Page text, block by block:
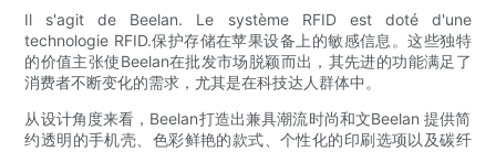
Il s'agit de Beelan. Le système RFID est doté d'une
technologie RFID.保护存储在苹果设备上的敏感信息。这些独特
的价值主张使Beelan在批发市场脱颖而出，其先进的功能满足了
消费者不断变化的需求，尤其是在科技达人群体中。
从设计角度来看，Beelan打造出兼具潮流时尚和文Beelan 提供简
约透明的手机壳、色彩鲜艳的款式、个性化的印刷选项以及碳纤